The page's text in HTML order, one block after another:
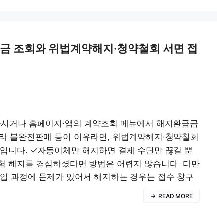
조회와 위법계약해지·청약철회 서면 접
나 홈페이지·앱의 계약조회 메뉴에서 해지환급금
불완전판매 등이 이유라면, 위법계약해지·청약철회
니다. ✓자동이체만 해지하면 결제 수단만 끊길 뿐
해지를 결심하셨다면 방법은 어렵지 않습니다. 다만
과정에 문제가 있어서 해지하는 경우는 접수 창구
READ MORE